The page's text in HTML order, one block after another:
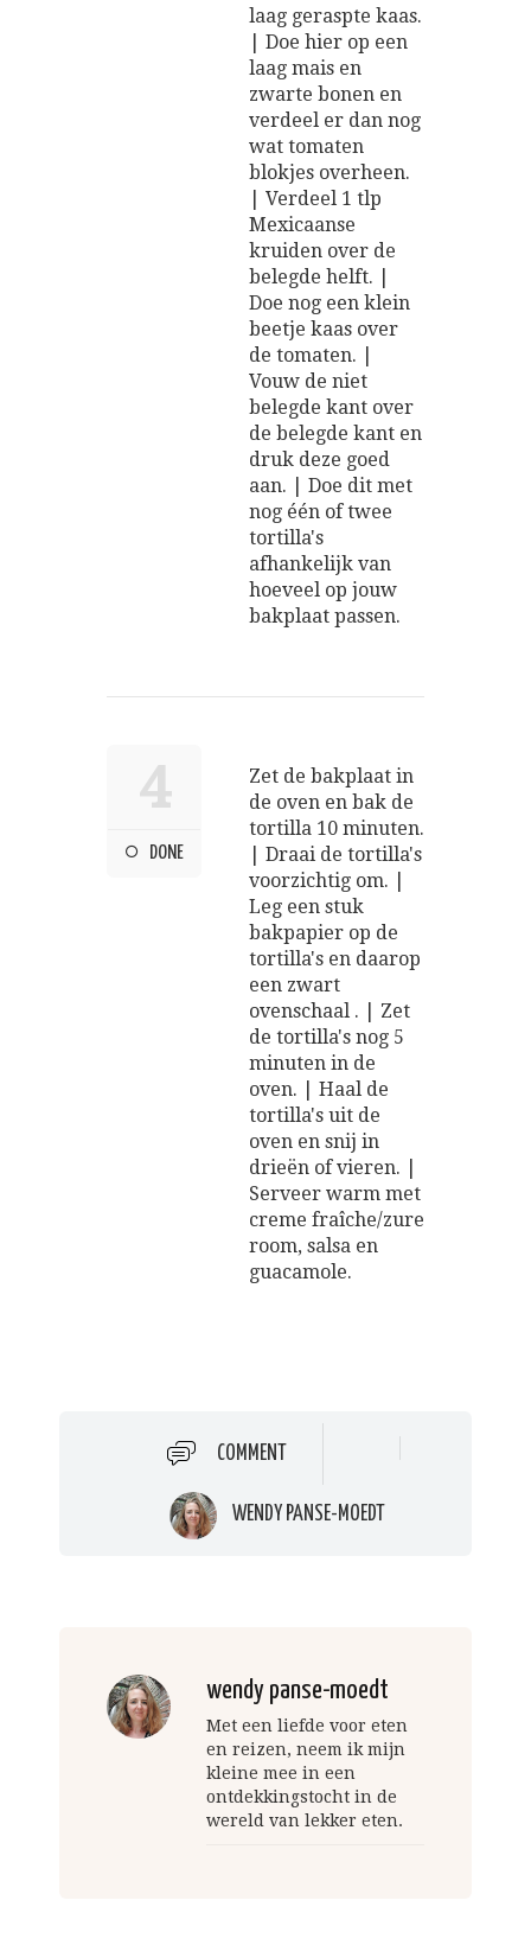
laag geraspte kaas.
| Doe hier op een
laag mais en
zwarte bonen en
verdeel er dan nog
wat tomaten
blokjes overheen.
| Verdeel 1 tlp
Mexicaanse
kruiden over de
belegde helft. |
Doe nog een klein
beetje kaas over
de tomaten. |
Vouw de niet
belegde kant over
de belegde kant en
druk deze goed
aan. | Doe dit met
nog één of twee
tortilla's
afhankelijk van
hoeveel op jouw
bakplaat passen.
4
DONE
Zet de bakplaat in
de oven en bak de
tortilla 10 minuten.
| Draai de tortilla's
voorzichtig om. |
Leg een stuk
bakpapier op de
tortilla's en daarop
een zwart
ovenschaal . | Zet
de tortilla's nog 5
minuten in de
oven. | Haal de
tortilla's uit de
oven en snij in
drieën of vieren. |
Serveer warm met
creme fraîche/zure
room, salsa en
guacamole.
COMMENT
WENDY PANSE-MOEDT
wendy panse-moedt
Met een liefde voor eten
en reizen, neem ik mijn
kleine mee in een
ontdekkingstocht in de
wereld van lekker eten.